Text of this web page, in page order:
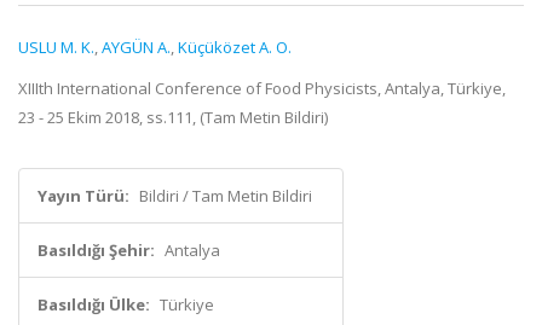
USLU M. K.,AYGÜN A.,Küçüközet A. O.
XIIIth International Conference of Food Physicists, Antalya, Türkiye,
23 - 25 Ekim 2018, ss.111, (Tam Metin Bildiri)
Yayın Türü: Bildiri / Tam Metin Bildiri
Basıldığı Şehir: Antalya
Basıldığı Ülke: Türkiye